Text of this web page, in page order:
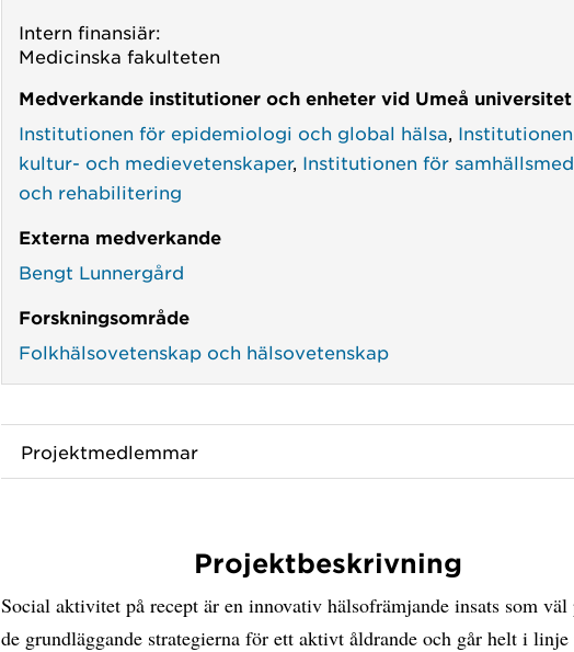
Intern finansiär:
Medicinska fakulteten
Medverkande institutioner och enheter vid Umeå universitet
Institutionen för epidemiologi och global hälsa
kultur- och medievetenskaper, Institutionen för
och rehabilitering
Externa medverkande
Bengt Lunnergård
Forskningsområde
Folkhälsovetenskap och hälsovetenskap
Projektmedlemmar
Projektbeskrivning
Social aktivitet på recept är en innovativ hälsofrämjande insats som väl
de grundläggande strategierna för ett aktivt åldrande och går helt i linje